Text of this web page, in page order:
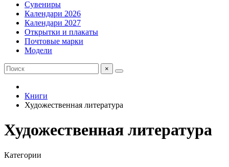
Сувениры
Календари 2026
Календари 2027
Открытки и плакаты
Почтовые марки
Модели
×
Книги
Художественная литература
Художественная литература
Категории